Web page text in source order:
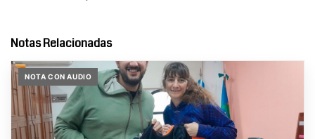
Notas Relacionadas
NOTA CON AUDIO